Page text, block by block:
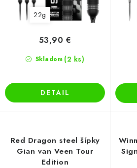
22g
Skladom (2 ks)
53,90 €
DETAIL
Red Dragon steel šípky
Gian van Veen Tour
Edition